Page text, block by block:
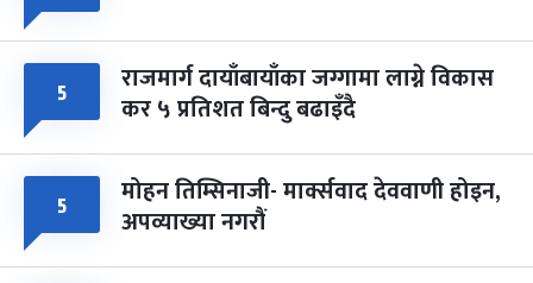
५ राजमार्ग दायाँबायाँका जग्गामा लाग्ने विकास
कर ५ प्रतिशत बिन्दु बढाइँदै
५ मोहन तिम्सिनाजी- मार्क्सवाद देववाणी होइन,
अपव्याख्या नगरौं